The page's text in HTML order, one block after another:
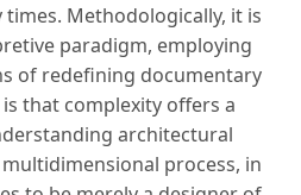
Methodologically, it is
paradigm, employing
of redefining documentary
that complexity offers a
architectural
process, in